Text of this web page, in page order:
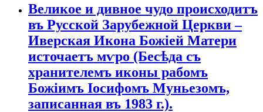
Великое и дивное чудо происходитъ
въ Русской Зарубежной Церкви –
Иверская Икона Божіей Матери
источаетъ мѵро (Бесѣда съ
хранителемъ иконы рабомъ
Божіимъ Іосифомъ Муньезомъ,
записанная въ 1983 г.).